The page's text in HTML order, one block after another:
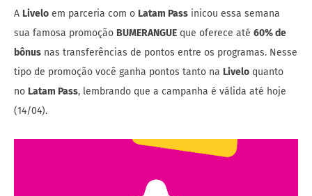
A Livelo em parceria com o Latam Pass inicou essa semana
sua famosa promoção BUMERANGUE que oferece até 60% de
bônus nas transferências de pontos entre os programas. Nesse
tipo de promoção você ganha pontos tanto na Livelo quanto
no Latam Pass, lembrando que a campanha é válida até hoje
(14/04).